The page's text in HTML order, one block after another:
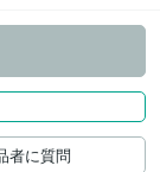
者に質問